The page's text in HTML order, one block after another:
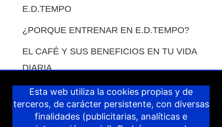
E.D.TEMPO
¿PORQUE ENTRENAR EN E.D.TEMPO?
EL CAFÉ Y SUS BENEFICIOS EN TU VIDA
DIARIA.
COMO COMPENSAR LAS COMIDAS EN
VACACIONES.
Esta web utiliza la cookies propias y de
terceros, de carácter persistente, con diversas
finalidades (publicitarias, analíticas e